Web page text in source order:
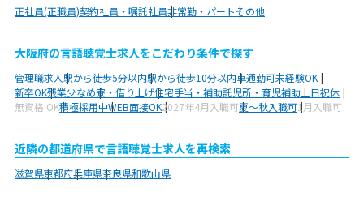
正社員(正職員)契約社員・嘱託社員非常勤・パートその他
大阪府の言語聴覚士求人をこだわり条件で探す
管理職求人駅から徒歩5分以内駅から徒歩10分以内車通勤可未経験OK
新卒OK残業少なめ寮・借り上げ住宅手当・補助託児所・育児補助土日祝休
無資格 OK積極採用中WEB面接OK2027年4月入職可夏～秋入職可1月入職可
近隣の都道府県で言語聴覚士求人を再検索
滋賀県京都府兵庫県奈良県和歌山県